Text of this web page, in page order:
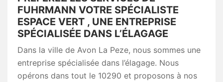
FUHRMANN VOTRE SPÉCIALISTE
ESPACE VERT , UNE ENTREPRISE
SPÉCIALISÉE DANS L’ÉLAGAGE
Dans la ville de Avon La Peze, nous sommes une
entreprise spécialisée dans l’élagage. Nous
opérons dans tout le 10290 et proposons à nos